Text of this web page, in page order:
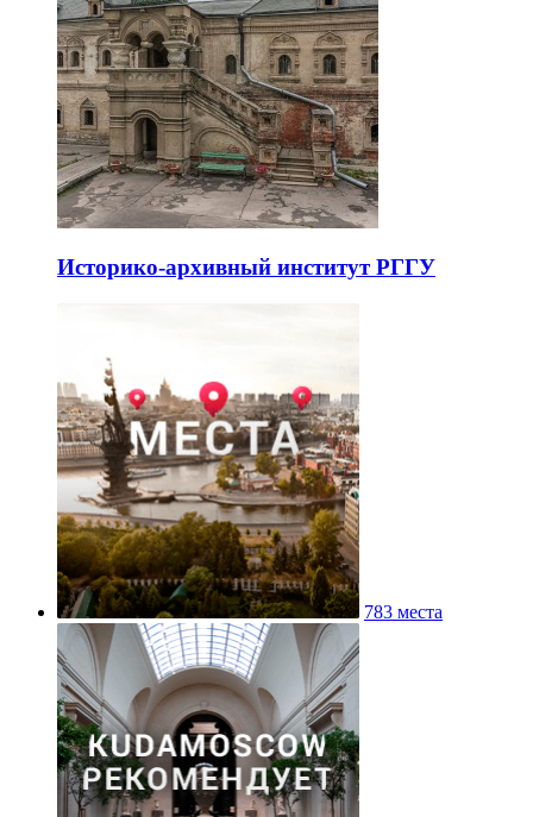
Историко-архивный институт РГГУ
783 места